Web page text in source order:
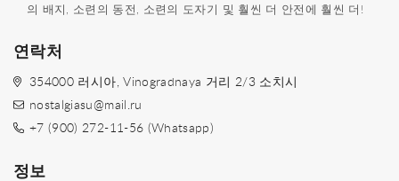
의 배지, 소련의 동전, 소련의 도자기 및 훨씬 더 안전에 훨씬 더!
연락처
354000 러시아, Vinogradnaya 거리 2/3 소치시
nostalgiasu@mail.ru
+7 (900) 272-11-56 (Whatsapp)
정보